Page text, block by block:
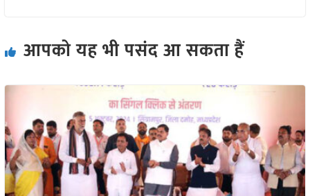
आपको यह भी पसंद आ सकता हैं